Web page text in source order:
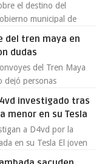
el destino del
municipal de
del tren maya en
dudas
del Tren Maya
dejó personas
investigado tras
menor en su Tesla
a D4vd por la
en su Tesla El joven